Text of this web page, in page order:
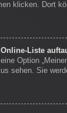
klicken. Dort
Liste
Option
sehen. Sie